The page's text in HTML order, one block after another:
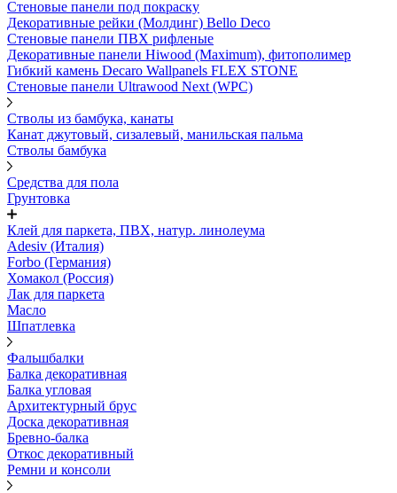
Стеновые панели под покраску
Декоративные рейки (Молдинг) Bello Deco
Стеновые панели ПВХ рифленыe
Декоративные панели Hiwood (Maximum), фитополимер
Гибкий камень Decaro Wallpanels FLEX STONE
Стеновые панели Ultrawood Next (WPC)
Стволы из бамбука, канаты
Канат джутовый, сизалевый, манильская пальма
Стволы бамбука
Средства для пола
Грунтовка
Клей для паркета, ПВХ, натур. линолеума
Adesiv (Италия)
Forbo (Германия)
Хомакол (Россия)
Лак для паркета
Масло
Шпатлевка
Фальшбалки
Балка декоративная
Балка угловая
Архитектурный брус
Доска декоративная
Бревно-балка
Откос декоративный
Ремни и консоли